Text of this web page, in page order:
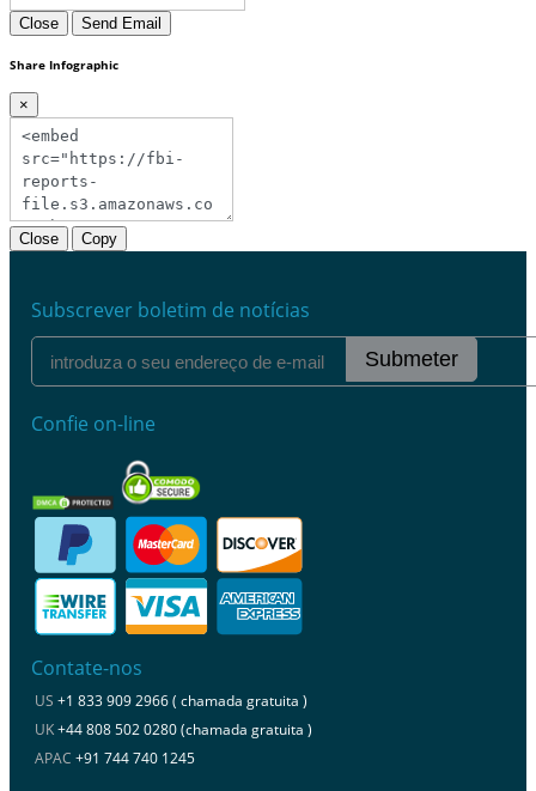
Close Send Email
Share Infographic
×
Close Copy
Subscrever boletim de notícias
Submeter
Confie on-line
Contate-nos
US +1 833 909 2966 ( chamada gratuita )
UK+44 808 502 0280 (chamada gratuita )
APAC +91 744 740 1245